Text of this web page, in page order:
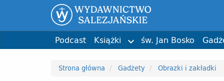
Podcast Książki 
Wychowanie
Dla katechetów i animatorów
Poradniki i przewodniki
Święci i
Liturgia
św. Jan Bosko
Przypinki Kartki i
Dzień Matki Dzień
kolorowanka
św. Jan Bosko
Phil Bosmans
Bruno Ferrero
Karol
ks.
Tadeusz
Strona główna Gadżety Obrazki i zakładki